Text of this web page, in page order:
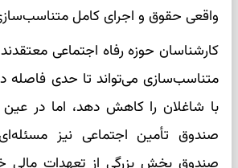
واقعی حقوق و اجرای کامل
کارشناسان حوزه رفاه اجتماعی
متناسب‌سازی می‌تواند تا حدی فاصله
با شاغلان را کاهش دهد، اما در عین
صندوق تأمین اجتماعی نیز
صندوق بخش بزرگی از تعهدات مالی